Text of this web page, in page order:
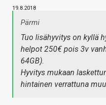
19.8.2018
Pärmi
Tuo lisähyvitys on kyllä
helpot 250€ pois 3v
64GB).
Hyvitys mukaan
hintainen verrattuna